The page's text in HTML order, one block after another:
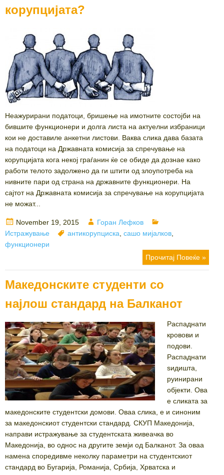
корупцијата?
Неажурирани податоци, бришење на имотните состојби на
бившите функционери и долга листа на актуелни избраници
кои не доставиле анкетни листови. Ваква слика дава базата
на податоци на Државната комисија за спречување на
корупцијата кога некој граѓанин ќе се обиде да дознае како
работи телото задолжено да ги штити од злоупотреба на
нивните пари од страна на државните функционери. На
сајтот на Државната комисија за спречување на корупцијата
не можат...
Posted
on
November 19, 2015 Author
Горан Лефков
Истражување
Tags
антикорупциска сашо мијалков
функционери
Прочитај Повеќе »
Македонските студенти со
најлош стандард на Балканот
Распаднати
кровови и
подови.
Распаднати
ѕидишта,
руинирани
објекти. Ова
е сликата за
македонските студентски домови. Оваа слика, е и синоним
за македонскиот студентски стандард. СКУП Македонија,
направи истражување за студентската живеачка во
Македонија, во однос на другите земји од Балканот. За оваа
намена споредивме неколку параметри на студентскиот
стандард во Бугарија, Романија, Србија, Хрватска и